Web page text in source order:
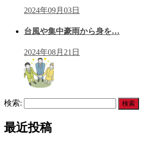
2024年09月03日
台風や集中豪雨から身を…
2024年08月21日
検索:
最近投稿